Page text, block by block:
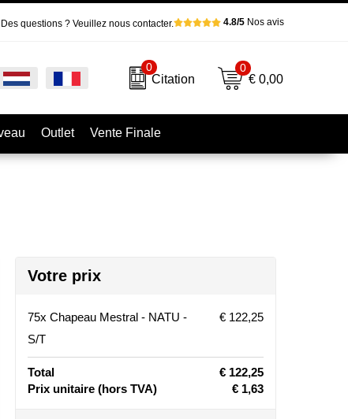
questions ? Veuillez nous contacter. 4.8/5Nos avis
0
Citation
0
€ 0,00
Outlet Vente Finale
Votre prix
75x Chapeau Mestral - NATU -
S/T
€ 122,25
Total
€ 122,25
Prix unitaire(hors TVA) € 1,63